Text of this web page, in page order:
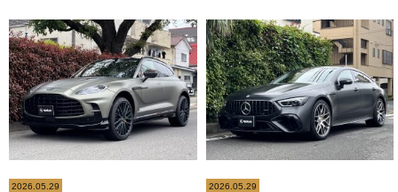
2026.05.29 2026.05.29